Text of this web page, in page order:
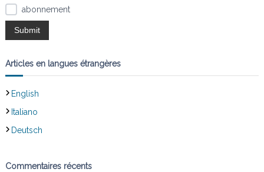
abonnement
Articles en langues étrangères
English
Italiano
Deutsch
Commentaires récents